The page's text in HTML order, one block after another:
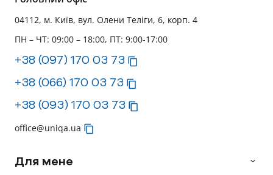
04112, м. Київ, вул. Олени Теліги, 6, корп. 4
ПН – ЧТ: 09:00 – 18:00, ПТ: 9:00-17:00
+38 (097) 170 03 73
+38 (066) 170 03 73
+38 (093) 170 03 73
office@uniqa.ua
Для мене